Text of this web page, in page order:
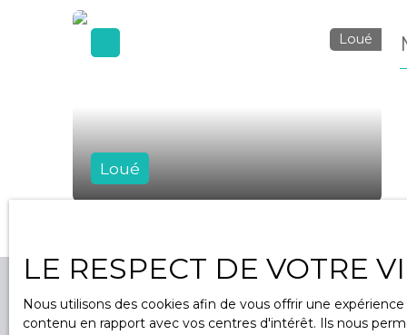
Loué
Loué
LE RESPECT DE VOTRE
Nous utilisons des cookies afin de vous offrir une
contenu en rapport avec vos centres d'intérêt. Ils nous